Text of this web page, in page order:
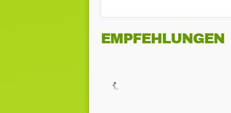
EMPFEHLUNGEN